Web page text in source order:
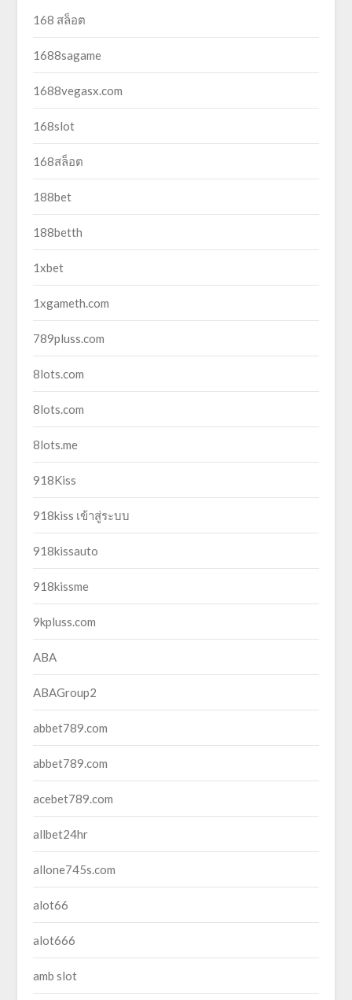
168 สล็อต
1688sagame
1688vegasx.com
168slot
168สล็อต
188bet
188betth
1xbet
1xgameth.com
789pluss.com
8lots.com
8lots.com
8lots.me
918Kiss
918kiss เข้าสู่ระบบ
918kissauto
918kissme
9kpluss.com
ABA
ABAGroup2
abbet789.com
abbet789.com
acebet789.com
allbet24hr
allone745s.com
alot66
alot666
amb slot